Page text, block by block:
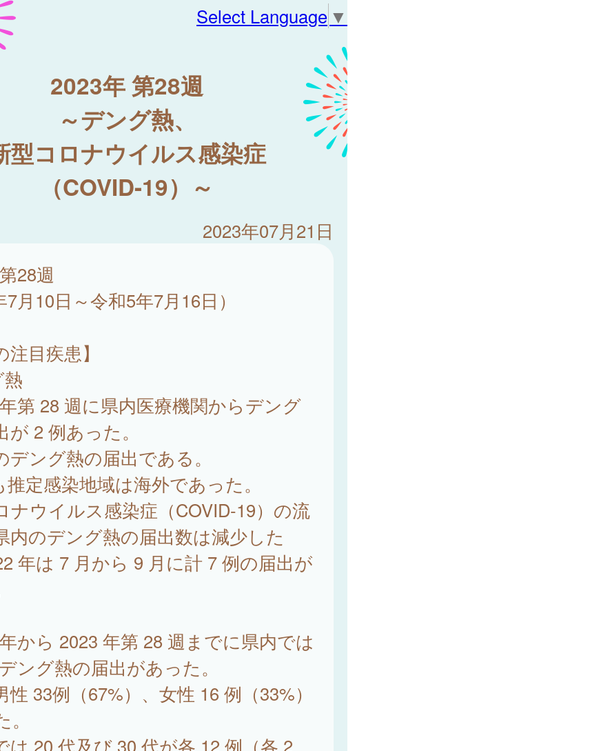
Select Language ▼
2023年 第28週
～デング熱、
型コロナウイルス感染症
（COVID-19）～
2023年07月21日
28週
月10日～令和5年7月16日）
注目疾患】
第 28 週に県内医療機関からデング
が 2 例あった。
デング熱の届出である。
定感染地域は海外であった。
ナウイルス感染症（COVID-19）の流
内のデング熱の届出数は減少した
年は 7 月から 9 月に計 7 例の届出が
から 2023 年第 28 週までに県内では
ング熱の届出があった。
性 33例（67%）、女性 16 例（33%）
は 20 代及び 30 代が各 12 例（各 2